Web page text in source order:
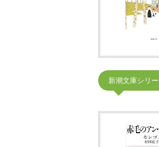
新潮文庫シリ